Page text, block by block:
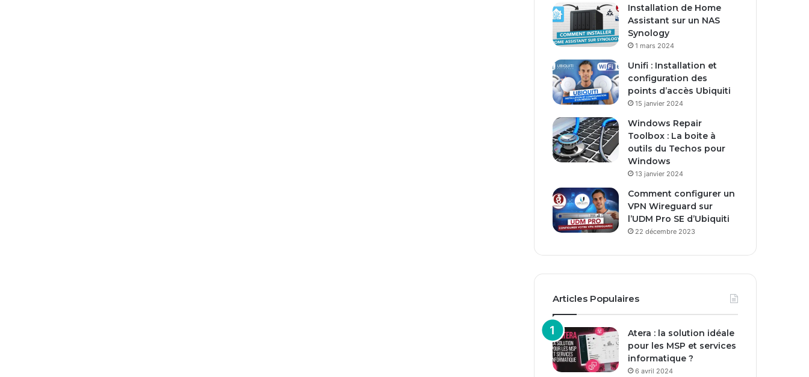
e
m
i
l
Installation de Home
Assistant sur un NAS
Synology
1 mars 2024
Unifi : Installation et
configuration des
points d’accès Ubiquiti
15 janvier 2024
Windows Repair
Toolbox : La boite à
outils du Techos pour
Windows
13 janvier 2024
Comment configurer un
VPN Wireguard sur
l’UDM Pro SE d’Ubiquiti
22 décembre 2023
Articles Populaires
Atera : la solution idéale
pour les MSP et services
informatique ?
6 avril 2024